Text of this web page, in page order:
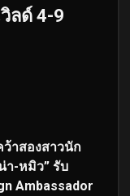
ลด์ 4-9
าสองสาวนัก
า-หมิว” รับ
Ambassador